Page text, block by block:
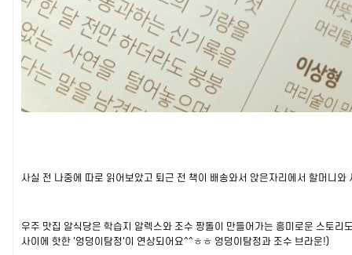
사실 전 나중에 따로 읽어보았고 퇴근 전 책이 배송와서 앉은자리에서 할머니
우주 맛집 알식당은 학습지 알렉스와 조수 짱돌이 만들어가는 흥미로운 스토
사이에 핫한 '엉덩이탐정'이 연상되어요^^ㅎㅎ 엉덩이탐정과 조수 브라운!)